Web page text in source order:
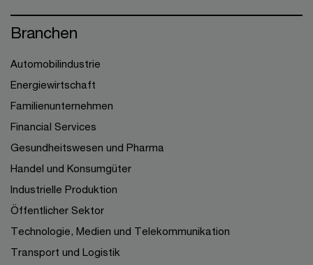
Branchen
Automobilindustrie
Energiewirtschaft
Familienunternehmen
Financial Services
Gesundheitswesen und Pharma
Handel und Konsumgüter
Industrielle Produktion
Öffentlicher Sektor
Technologie, Medien und Telekommunikation
Transport und Logistik